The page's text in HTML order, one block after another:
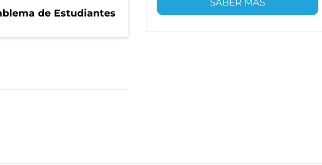
de Estudiantes